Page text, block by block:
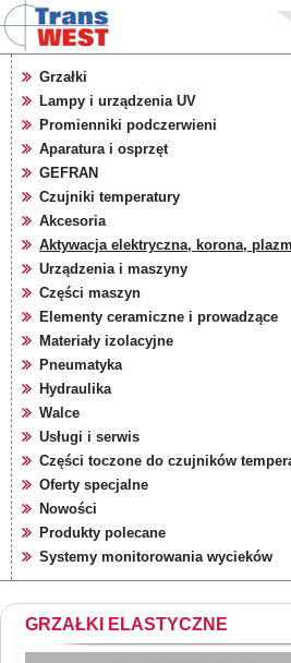
strona główna
aktualności
o firmie
katalog produktów
producenci
karty zapytań
pliki do pobrania
targi
Grzałki
Lampy i urządzenia UV
Promienniki podczerwieni
Aparatura i osprzęt
GEFRAN
Czujniki temperatury
Akcesoria
Aktywacja elektryczna, korona,
Urządzenia i maszyny
Części maszyn
Elementy ceramiczne i prowadzące
Materiały izolacyjne
Pneumatyka
Hydraulika
Walce
Usługi i serwis
Części toczone do czujników
Oferty specjalne
Nowości
Produkty polecane
Systemy monitorowania wycieków
GRZAŁKI ELASTYCZNE